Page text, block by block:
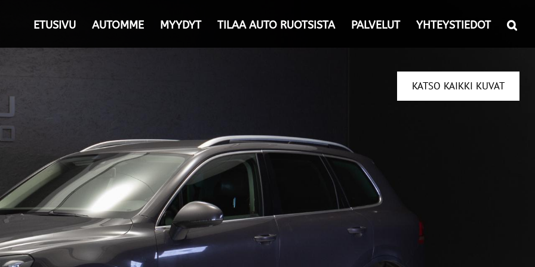
ETUSIVU AUTOMME MYYDYT TILAA AUTO RUOTSISTA PALVELUT YHTEYSTIEDOT
KATSO KAIKKI KUVAT